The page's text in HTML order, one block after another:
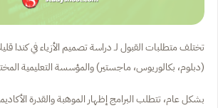
تختلف متطلبات القبول لـ دراسة تصميم الأزياء في كندا
(دبلوم، بكالوريوس، ماجستير) والمؤسسة التعليمية
بشكل عام، تتطلب البرامج إظهار الموهبة والقدرة